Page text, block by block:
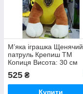
М’яка іграшка Щенячий
патруль Крепиш ТМ
Копиця Висота: 30 см
525 ₴
Купити